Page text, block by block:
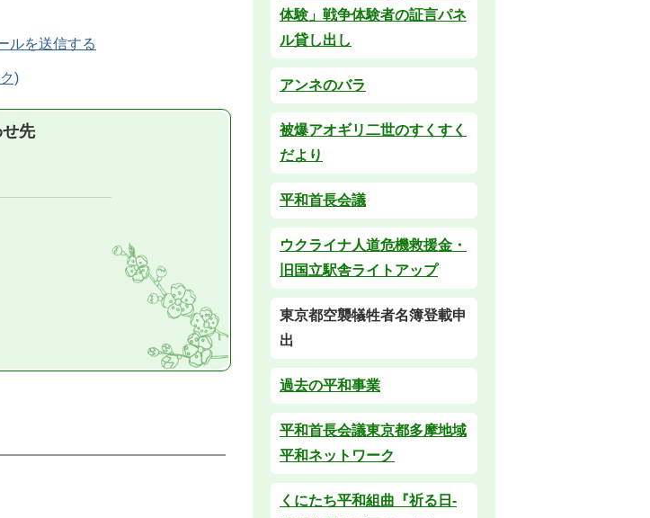
ルを送信する
)
先
体験」戦争体験者の証言パネ
ル貸し出し
アンネのバラ
被爆アオギリ二世のすくすく
だより
平和首長会議
ウクライナ人道危機救援金・
旧国立駅舎ライトアップ
東京都空襲犠牲者名簿登載申
出
過去の平和事業
平和首長会議東京都多摩地域
平和ネットワーク
くにたち平和組曲『祈る日-